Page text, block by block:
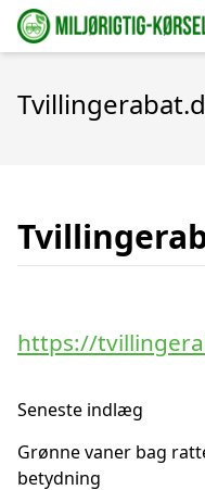
https://
Seneste indlæg
Grønne vaner bag
betydning